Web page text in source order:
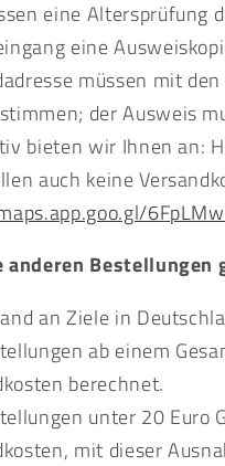
eine Altersprüfung
eine
müssen mit
der Ausweis
bieten wir Ihnen an:
auch keine
anderen Bestellungen
an Ziele in
ab einem
berechnet.
unter 20 Euro
mit dieser